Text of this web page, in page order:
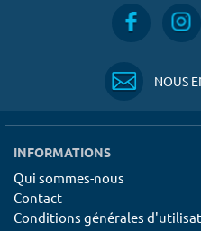
NOUS
INFORMATIONS
Qui sommes-nous
Contact
Conditions générales